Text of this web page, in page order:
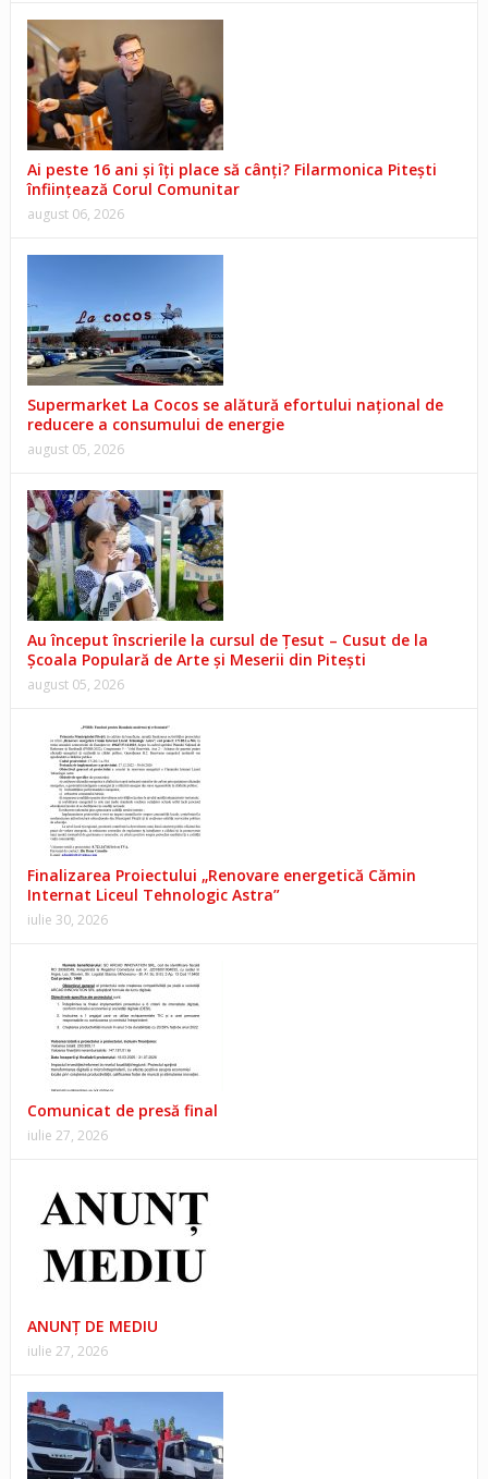
Ai peste 16 ani și îți place să cânți? Filarmonica Pitești
înființează Corul Comunitar
august 06, 2026
Supermarket La Cocos se alătură efortului național de
reducere a consumului de energie
august 05, 2026
Au început înscrierile la cursul de Țesut – Cusut de la
Școala Populară de Arte și Meserii din Pitești
august 05, 2026
Finalizarea Proiectului „Renovare energetică Cămin
Internat Liceul Tehnologic Astra”
iulie 30, 2026
Comunicat de presă final
iulie 27, 2026
ANUNŢ DE MEDIU
iulie 27, 2026